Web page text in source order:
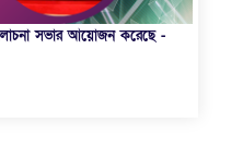
সভার আয়োজন করেছে -